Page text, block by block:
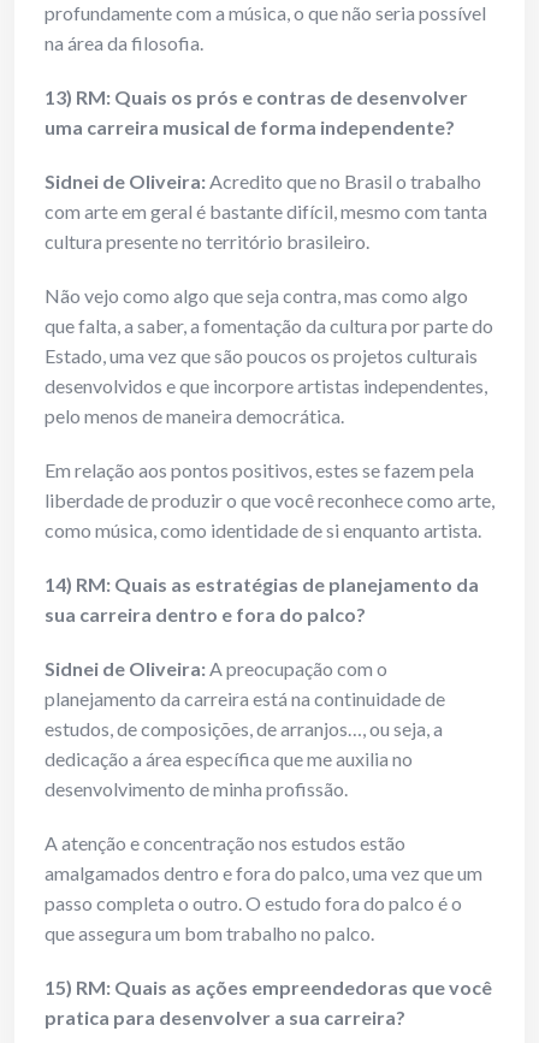
profundamente com a música, o que não seria possível
na área da filosofia.
13) RM: Quais os prós e contras de desenvolver
uma carreira musical de forma independente?
Sidnei de Oliveira:Acredito que no Brasil o trabalho
com arte em geral é bastante difícil, mesmo com tanta
cultura presente no território brasileiro.
Não vejo como algo que seja contra, mas como algo
que falta, a saber, a fomentação da cultura por parte do
Estado, uma vez que são poucos os projetos culturais
desenvolvidos e que incorpore artistas independentes,
pelo menos de maneira democrática.
Em relação aos pontos positivos, estes se fazem pela
liberdade de produzir o que você reconhece como arte,
como música, como identidade de si enquanto artista.
14) RM: Quais as estratégias de planejamento da
sua carreira dentro e fora do palco?
Sidnei de Oliveira:A preocupação com o
planejamento da carreira está na continuidade de
estudos, de composições, de arranjos…, ou seja, a
dedicação a área específica que me auxilia no
desenvolvimento de minha profissão.
A atenção e concentração nos estudos estão
amalgamados dentro e fora do palco, uma vez que um
passo completa o outro. O estudo fora do palco é o
que assegura um bom trabalho no palco.
15) RM: Quais as ações empreendedoras que você
pratica para desenvolver a sua carreira?